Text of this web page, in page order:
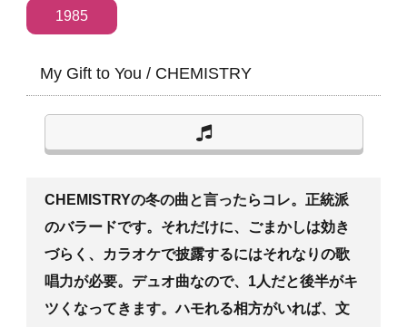
1985
My Gift to You / CHEMISTRY
CHEMISTRYの冬の曲と言ったらコレ。正統派
のバラードです。それだけに、ごまかしは効き
づらく、カラオケで披露するにはそれなりの歌
唱力が必要。デュオ曲なので、1人だと後半がキ
ツくなってきます。ハモれる相方がいれば、文